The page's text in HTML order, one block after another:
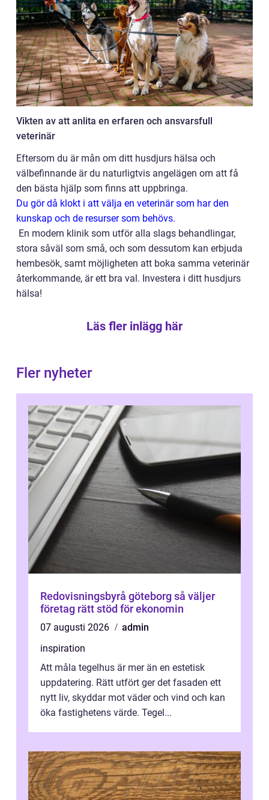
Vikten av att anlita en erfaren och ansvarsfull
veterinär
Eftersom du är mån om ditt husdjurs hälsa och
välbefinnande är du naturligtvis angelägen om att få
den bästa hjälp som finns att uppbringa.
Du gör då klokt i att välja en veterinär som har den
kunskap och de resurser som behövs.
En modern klinik som utför alla slags behandlingar,
stora såväl som små, och som dessutom kan erbjuda
hembesök, samt möjligheten att boka samma veterinär
återkommande, är ett bra val. Investera i ditt husdjurs
hälsa!
Läs fler inlägg här
Fler nyheter
Redovisningsbyrå göteborg så väljer
företag rätt stöd för ekonomin
07 augusti 2026
admin
inspiration
Att måla tegelhus är mer än en estetisk
uppdatering. Rätt utfört ger det fasaden ett
nytt liv, skyddar mot väder och vind och kan
öka fastighetens värde. Tegel...